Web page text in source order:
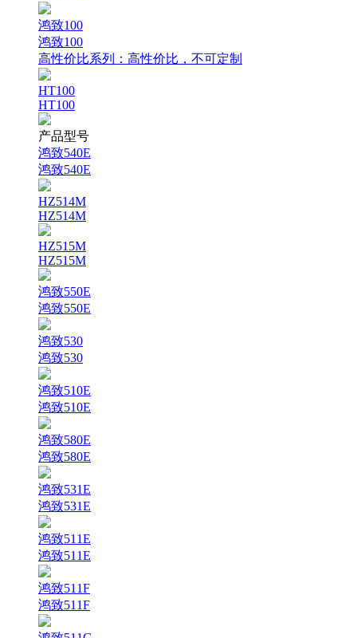
鸿致100
鸿致100
高性价比系列： 高性价比，不可定制
HT100
HT100
产品型号
鸿致540E
鸿致540E
HZ514M
HZ514M
HZ515M
HZ515M
鸿致550E
鸿致550E
鸿致530
鸿致530
鸿致510E
鸿致510E
鸿致580E
鸿致580E
鸿致531E
鸿致531E
鸿致511E
鸿致511E
鸿致511F
鸿致511F